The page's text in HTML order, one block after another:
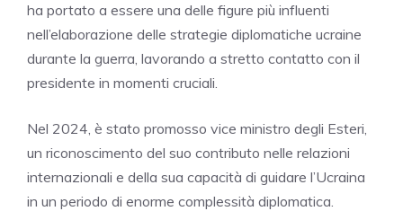
ha portato a essere una delle figure più influenti
nell’elaborazione delle strategie diplomatiche ucraine
durante la guerra, lavorando a stretto contatto con il
presidente in momenti cruciali.
Nel 2024, è stato promosso vice ministro degli Esteri,
un riconoscimento del suo contributo nelle relazioni
internazionali e della sua capacità di guidare l’Ucraina
in un periodo di enorme complessità diplomatica.